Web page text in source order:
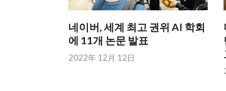
네이버, 세계 최고 권위 AI 학회
에 11개 논문 발표
2022年 12月 12日